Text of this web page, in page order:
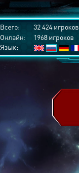
Всего:
32 424 игроков
Онлайн:
1968 игроков
Язык: